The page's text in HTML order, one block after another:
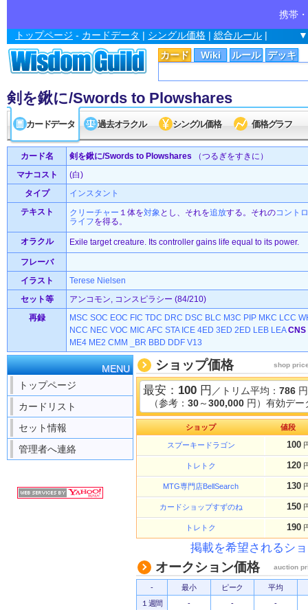
携帯
カード Wiki ルール デッキ
トップページ - カードデータ | シングル価格 | 総合ルール |
剣を鍬に/Swords to Plowshares
カードデータ 過去オラクル シングル価格 価格グラフ
カード名 剣を鍬に/Swords to Plowshares （つるぎをすきに）
マナコスト
(白)
タイプ
インスタント
テキスト
クリーチャー １体を対象 とし、それを追放する。それのコント
ライフを得る。
オラクル Exile target creature. Its controller gains life equal to its power.
フレーバ
イラスト
Terese Nielsen
セット等
アンコモン, コンスピラシー (84/210)
再録
MSC SOC EOC FIC TDC DRC DSC BLC M3C PIP MKC LCC
NCC NEC VOC MIC AFC STA ICE 4ED 3ED 2ED LEB LEA CNS
ME4 ME2 CMM _BR BBD DDF V13
MENU
トップページ
カードリスト
セット情報
管理者へ連絡
ショップ価格 shop
最安： 100 円 ／トリム平均： 786 円
（参考： 30～300,000 円）有効デ
ショップ 値段
スプーキードラゴン 100
トレトク 120
MTG専門店BellSearch 130
カードショップすずのね 150
トレトク 190
掲載を希望されるシ
オークション価格 auction
- 最小 ピーク
平均
１週間
- -
-